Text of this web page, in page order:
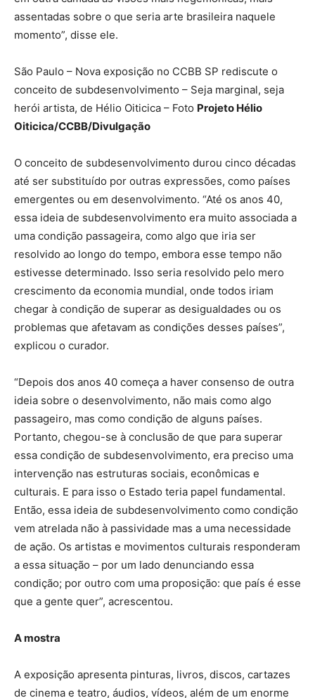
assentadas sobre o que seria arte brasileira naquele
momento”, disse ele.
São Paulo – Nova exposição no CCBB SP rediscute o
conceito de subdesenvolvimento – Seja marginal, seja
herói artista, de Hélio Oiticica – Foto Projeto Hélio
Oiticica/CCBB/Divulgação
O conceito de subdesenvolvimento durou cinco décadas
até ser substituído por outras expressões, como países
emergentes ou em desenvolvimento. “Até os anos 40,
essa ideia de subdesenvolvimento era muito associada a
uma condição passageira, como algo que iria ser
resolvido ao longo do tempo, embora esse tempo não
estivesse determinado. Isso seria resolvido pelo mero
crescimento da economia mundial, onde todos iriam
chegar à condição de superar as desigualdades ou os
problemas que afetavam as condições desses países”,
explicou o curador.
“Depois dos anos 40 começa a haver consenso de outra
ideia sobre o desenvolvimento, não mais como algo
passageiro, mas como condição de alguns países.
Portanto, chegou-se à conclusão de que para superar
essa condição de subdesenvolvimento, era preciso uma
intervenção nas estruturas sociais, econômicas e
culturais. E para isso o Estado teria papel fundamental.
Então, essa ideia de subdesenvolvimento como condição
vem atrelada não à passividade mas a uma necessidade
de ação. Os artistas e movimentos culturais responderam
a essa situação – por um lado denunciando essa
condição; por outro com uma proposição: que país é esse
que a gente quer”, acrescentou.
A mostra
A exposição apresenta pinturas, livros, discos, cartazes
de cinema e teatro, áudios, vídeos, além de um enorme